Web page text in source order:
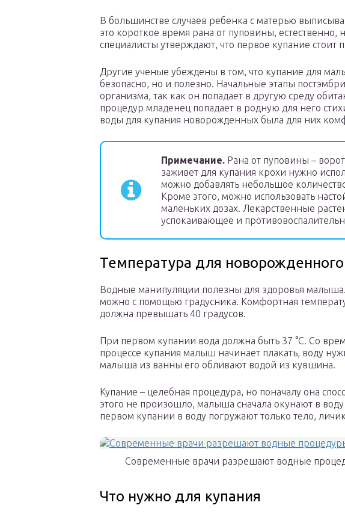
В большинстве случаев ребенка с матерью
это короткое время рана от пуповины, естественно,
специалисты утверждают, что первое купание стоит
Другие ученые убеждены в том, что купание для
безопасно, но и полезно. Начальные этапы
организма, так как он попадает в другую среду
процедур младенец попадает в родную для него
воды для купания новорожденных была для них
Примечание. Рана от пуповины –
заживет для купания крохи нужно
можно добавлять небольшое
Кроме этого, можно использовать
маленьких дозах. Лекарственные
успокаивающее и
Температура для
Водные манипуляции полезны для здоровья
можно с помощью градусника. Комфортная
должна превышать 40 градусов.
При первом купании вода должна быть 37 °С. Со
процессе купания малыш начинает плакать, воду
малыша из ванны его обливают водой из кувшина.
Купание – целебная процедура, но поначалу она
этого не произошло, малыша сначала окунают в
первом купании в воду погружают только тело,
Современные врачи разрешают водные
Что нужно для купания